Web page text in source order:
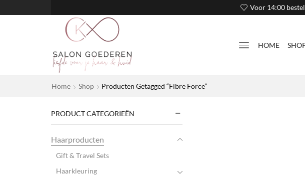
Voor 14:00
HOME
Home Shop Producten Getagged “Fibre Force”
PRODUCT CATEGORIEËN
Haarproducten
Gift & Travel Sets
Haarkleuring